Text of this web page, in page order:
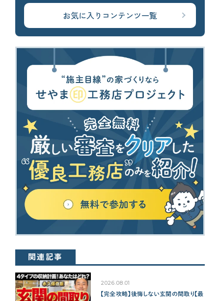
お気に入りコンテンツ一覧
関連記事
2026.08.01
【完全攻略】後悔しない玄関の間取り【最